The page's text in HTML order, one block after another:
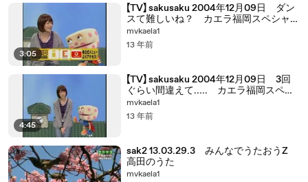
3:05
【TV】 sakusaku 2004年12月09日 ダン
スて難しいね？ カエラ福岡スペシャル
④ 2/4
mvkaela1
13 年前
4:45
【TV】 sakusaku 2004年12月09日 3回
ぐらい間違えて..... カエラ福岡スペシ
ャル④ 1/4
mvkaela1
13 年前
sak2 13.03.29.3 みんなでうたおうZ
高田のうた
mvkaela1